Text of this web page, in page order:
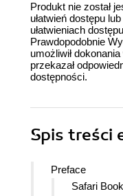
Produkt nie został
ułatwień dostępu
ułatwieniach
Prawdopodobnie
umożliwił
przekazał
dostępności.
Spis treści
Preface
Safari